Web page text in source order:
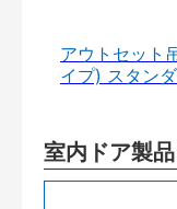
アウトセット
イプ) スタン
室内ドア製